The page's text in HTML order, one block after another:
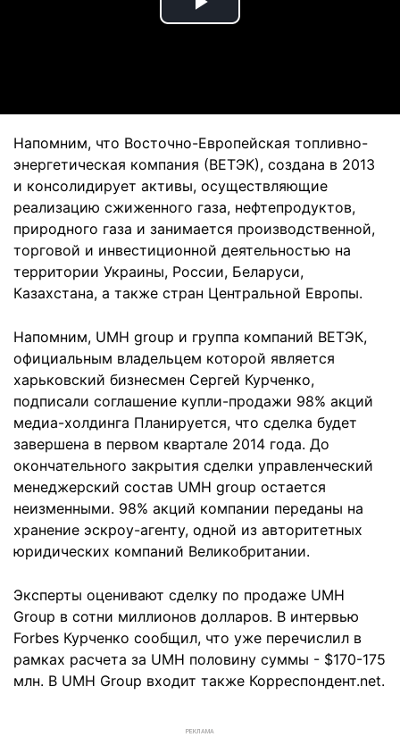
Play
Напомним, что Восточно-Европейская топливно-
энергетическая компания (ВЕТЭК), создана в 2013
и консолидирует активы, осуществляющие
реализацию сжиженного газа, нефтепродуктов,
природного газа и занимается производственной,
торговой и инвестиционной деятельностью на
территории Украины, России, Беларуси,
Казахстана, а также стран Центральной Европы.
Напомним, UMH group и группа компаний ВЕТЭК,
официальным владельцем которой является
харьковский бизнесмен Сергей Курченко,
подписали соглашение купли-продажи 98% акций
медиа-холдинга Планируется, что сделка будет
завершена в первом квартале 2014 года. До
окончательного закрытия сделки управленческий
менеджерский состав UMH group остается
неизменными. 98% акций компании переданы на
хранение эскроу-агенту, одной из авторитетных
юридических компаний Великобритании.
Эксперты оценивают сделку по продаже UMH
Group в сотни миллионов долларов. В интервью
Forbes Курченко сообщил, что уже перечислил в
рамках расчета за UMH половину суммы - $170-175
млн. В UMH Group входит также Корреспондент.net.
РЕКЛАМА